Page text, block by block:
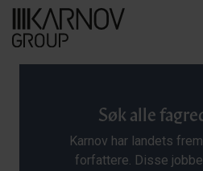
Søk alle
Karnov har landets
forfattere. Disse